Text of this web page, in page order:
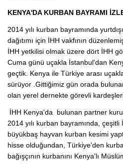
KENYA'DA KURBAN BAYRAMI
2014 yılı kurban bayramında
dağıtımı için İHH vakfının
İHH yetkilisi olmak üzere dört İHH
Cuma günü uçakla İstanbul'dan
geçtik. Kenya ile Türkiye arası
sürüyor .Gittiğimiz gün orada
olan yerel dernekte görevli
İHH Kenya'da bulunan partner
2014 yılı kurban bayramında,
büyükbaş hayvan kurban kesimi
hisse olduğundan, Türkiye'den
bağışçının kurbanını Kenya'lı